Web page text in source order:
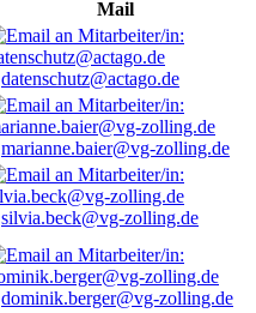
Mail
datenschutz@actago.de
marianne.baier@vg-zolling.de
silvia.beck@vg-zolling.de
dominik.berger@vg-zolling.de